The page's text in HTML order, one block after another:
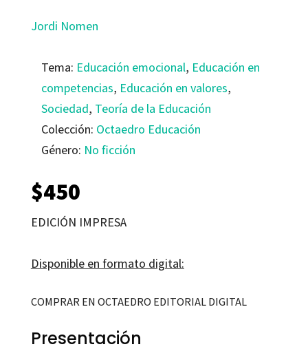
Jordi Nomen
Tema: Educación emocional, Educación en
competencias, Educación en valores,
Sociedad, Teoría de la Educación
Colección: Octaedro Educación
Género: No ficción
$450
EDICIÓN IMPRESA
Disponible en formato digital:
COMPRAR EN OCTAEDRO EDITORIAL DIGITAL
Presentación